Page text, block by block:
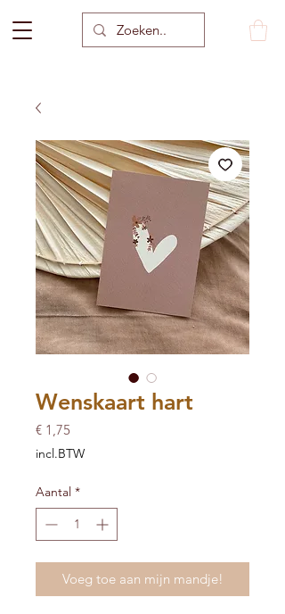
Wenskaart hart
€ 1,75Prijs
incl.BTW
Aantal *
Voeg toe aan mijn mandje!